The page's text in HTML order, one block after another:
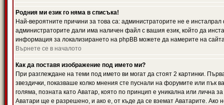
Родния ми език го няма в списъка!
Най-вероятните причини за това са: администраторите не е
администраторите дали има наличен файл с вашия език, който да
информация за локализирането на phpBB можете да намерите на
Върнете се в началото
Как да поставя изображение под името ми?
При разглеждане на теми под името ви могат да стоят 2 картинки.
звездички, показваше колко мнения сте пуснали на форумите или пък
голяма, позната като Аватар, която по принцип е уникална или лична
Аватари ще е разрешено, и ако е, от къде да се вземат Аватарите.